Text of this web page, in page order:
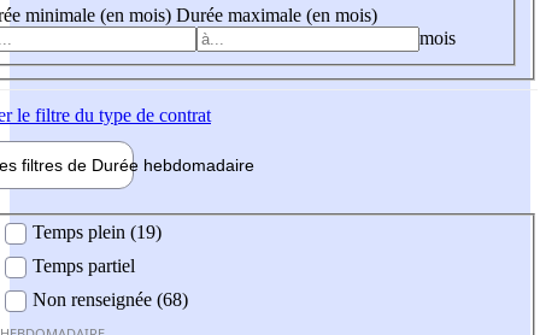
minimale (en mois) Durée maximale (en mois)
mois
le filtre du type de contrat
filtres de Durée hebdomadaire
Temps plein (19)
Temps partiel
Non renseignée (68)